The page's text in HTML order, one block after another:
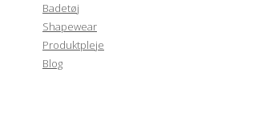
Badetøj
Shapewear
Produktpleje
Blog